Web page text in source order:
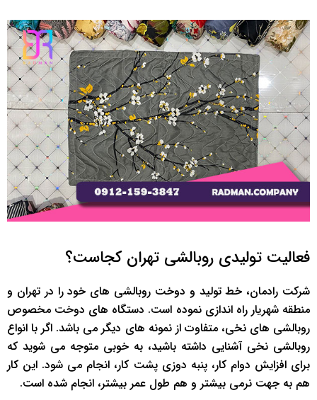
فعالیت تولیدی روبالشی تهران کجاست؟
شرکت رادمان، خط تولید و دوخت روبالشی های خود را در تهران و
منطقه شهریار راه اندازی نموده است. دستگاه های دوخت مخصوص
روبالشی های نخی، متفاوت از نمونه های دیگر می باشد. اگر با انواع
روبالشی نخی آشنایی داشته باشید، به خوبی متوجه می شوید که
برای افزایش دوام کار، پنبه دوزی پشت کار، انجام می شود. این کار
هم به جهت نرمی بیشتر و هم طول عمر بیشتر، انجام شده است.